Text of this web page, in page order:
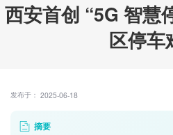
西安首创 “5G 智慧
区停车
发布于： 2025-06-18
摘要